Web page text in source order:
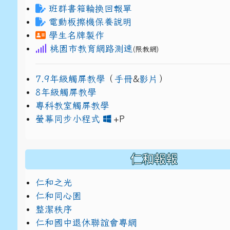
班群書箱輪換回報單
電動板擦機保養說明
學生名牌製作
桃園市教育網路測速 (限教網)
7.9年級觸屏教學 （ 手冊&影片 ）
8年級觸屏教學
專科教室觸屏教學
螢幕同步小程式
+Plink to https://
link to https://
仁和報報
仁和之光
仁和同心園
整潔秩序
仁和國中退休聯誼會專網